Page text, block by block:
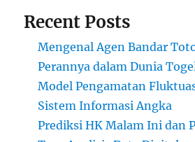
Recent Posts
Mengenal Agen Bandar
Perannya dalam Dunia
Model Pengamatan
Sistem Informasi Angka
Prediksi HK Malam Ini dan